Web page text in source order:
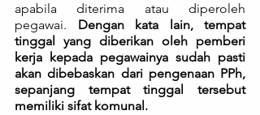
apabila diterima atau diperoleh
pegawai. Dengan kata lain, tempat
tinggal yang diberikan oleh pemberi
kerja kepada pegawainya sudah pasti
akan dibebaskan dari pengenaan PPh,
sepanjang tempat tinggal tersebut
memiliki sifat komunal.